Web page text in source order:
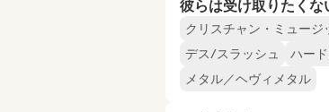
彼らは受け取りたく
クリスチャン・ミュージ
デス/スラッシュ
ハー
メタル／ヘヴィメタル